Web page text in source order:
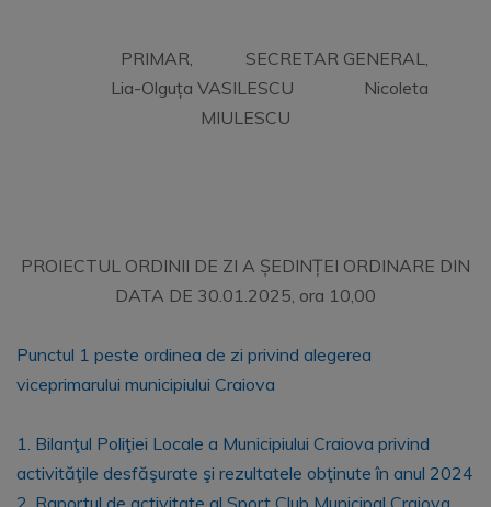
PRIMAR, SECRETAR GENERAL,
Lia-Olguța VASILESCU Nicoleta
MIULESCU
PROIECTUL ORDINII DE ZI A ȘEDINȚEI ORDINARE DIN
DATA DE 30.01.2025, ora 10,00
Punctul 1 peste ordinea de zi privind alegerea
viceprimarului municipiului Craiova
1. Bilanţul Poliţiei Locale a Municipiului Craiova privind
activităţile desfăşurate şi rezultatele obţinute în anul 2024
2. Raportul de activitate al Sport Club Municipal Craiova,